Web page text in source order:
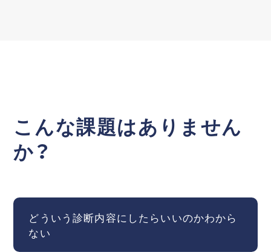
こんな課題はありません
か？
どういう診断内容にしたらいいのかわから
ない